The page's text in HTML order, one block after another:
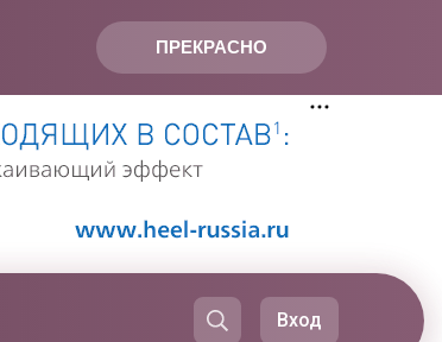
ПРЕКРАСНО
Вход